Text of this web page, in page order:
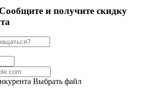
и получите скидку
Выбрать файл